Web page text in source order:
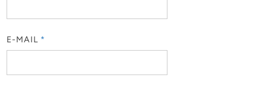
E-MAIL *